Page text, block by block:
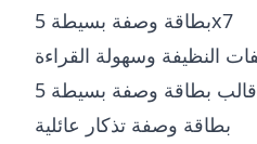
بطاقة وصفة بسيطة 5x7
بطاقة وصفة تذكار عائلية